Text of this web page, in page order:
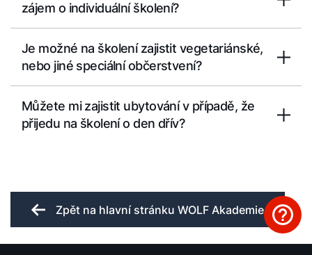
zájem o individuální školení?
Je možné na školení zajistit vegetariánské,
nebo jiné speciální občerstvení?
Můžete mi zajistit ubytování v případě, že
přijedu na školení o den dřív?
Zpět na hlavní stránku WOLF Akademie